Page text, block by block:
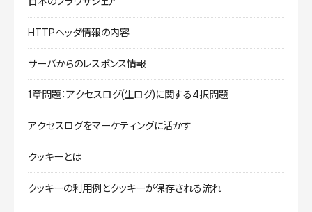
HTTPヘッダ情報の内容
サーバからのレスポンス情報
1章問題：アクセスログ(生ログ)に関する4択問題
アクセスログをマーケティングに活かす
クッキーとは
クッキーの利用例とクッキーが保存される流れ